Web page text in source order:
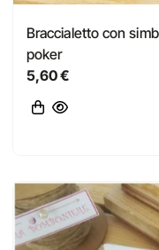
Braccialetto con
poker
5,60 €